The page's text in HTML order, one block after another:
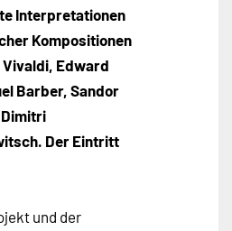
Interpretationen
Kompositionen
Vivaldi, Edward
Barber, Sandor
Der Eintritt
und der